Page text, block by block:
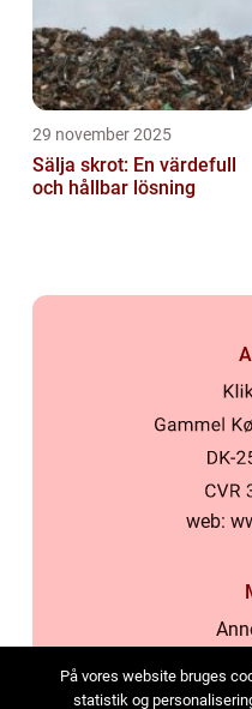
29 november 2025
Sälja skrot: En värdefull
och hållbar lösning
web:
På vores website bruges
statistik og